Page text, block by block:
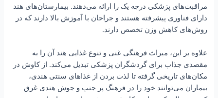
مراقبت‌های پزشکی درجه یک را ارائه می‌دهند. بیمارستان‌های هند
دارای فناوری پیشرفته هستند و جراحان با آموزش بالا دارند که در
روش‌های کاهش وزن تخصص دارند.
علاوه بر این، میراث فرهنگی غنی و تنوع غذایی هند آن را به
مقصدی جذاب برای گردشگران پزشکی تبدیل می‌کند. از کاوش در
مکان‌های تاریخی گرفته تا لذت بردن از غذاهای سنتی هندی،
بیماران می‌توانند خود را در فرهنگ پر جنب و جوش هندی غرق